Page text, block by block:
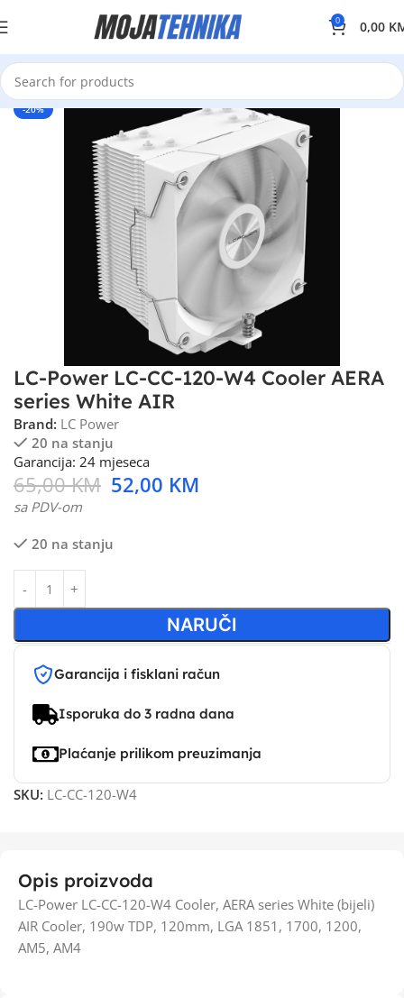
0 0,00
-20%
LC-Power LC-CC-120-W4 Cooler AERA
series White AIR
Brand: LC Power
20 na stanju
Garancija: 24 mjeseca
65,00KM 52,00 KM
sa PDV-om
20 na stanju
NARUČI
Garancija i fisklani račun
Isporuka do 3 radna dana
Plaćanje prilikom preuzimanja
SKU: LC-CC-120-W4
Opis proizvoda
LC-Power LC-CC-120-W4 Cooler, AERA series White (bijeli)
AIR Cooler, 190w TDP, 120mm, LGA 1851, 1700, 1200,
AM5, AM4